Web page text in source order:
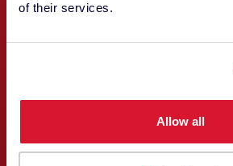
of their services.
Allow all
Philipp Hediger